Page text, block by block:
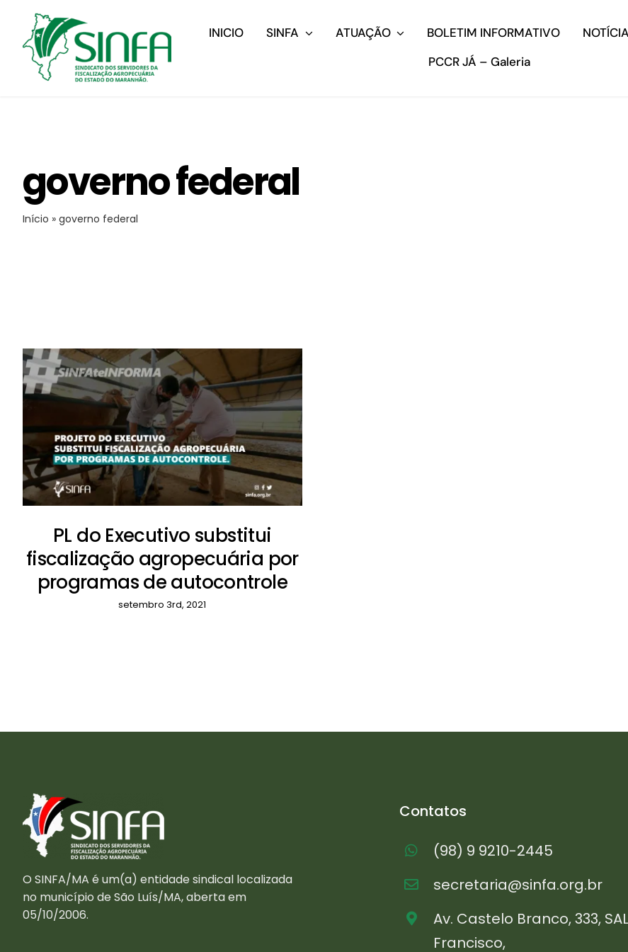
conteúdo
INICIO SINFA ATUAÇÃO BOLETIM INFORMATIVO
PCCR JÁ – Galeria
governo federal
Início » governo federal
PL do Executivo substitui
fiscalização agropecuária por
programas de autocontrole
setembro 3rd, 2021
O SINFA/MA é um(a) entidade sindical localizada
no município de São Luís/MA, aberta em
05/10/2006.
Contatos
(98) 9 9210-2445
secretaria@sinfa.org.br
Av. Castelo Branco, 333,
Francisco,